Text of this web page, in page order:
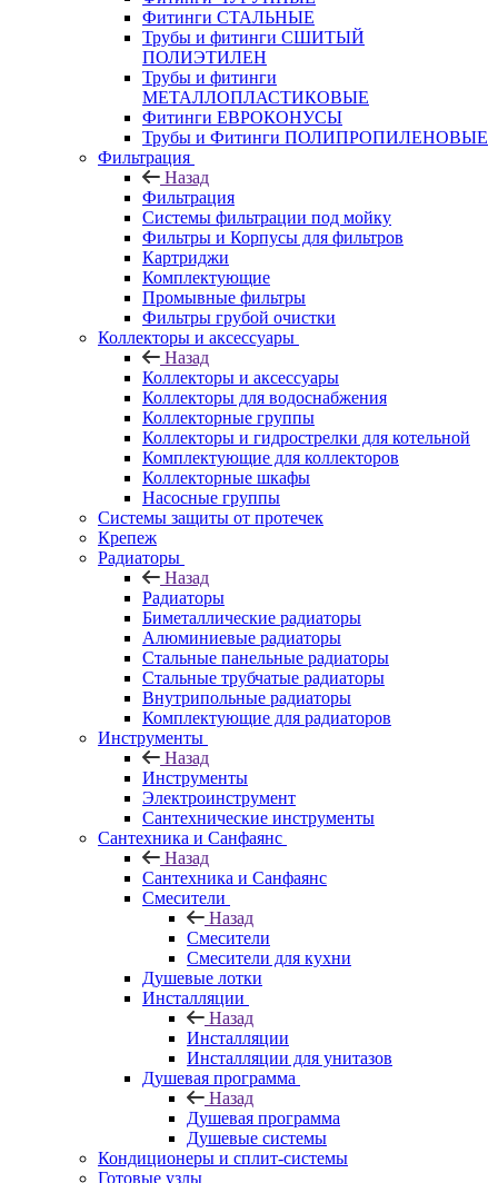
Фитинги СТАЛЬНЫЕ
Трубы и фитинги СШИТЫЙ
ПОЛИЭТИЛЕН
Трубы и фитинги
МЕТАЛЛОПЛАСТИКОВЫЕ
Фитинги ЕВРОКОНУСЫ
Трубы и Фитинги ПОЛИПРОПИЛЕНОВЫЕ
Фильтрация
Назад
Фильтрация
Системы фильтрации под мойку
Фильтры и Корпусы для фильтров
Картриджи
Комплектующие
Промывные фильтры
Фильтры грубой очистки
Коллекторы и аксессуары
Назад
Коллекторы и аксессуары
Коллекторы для водоснабжения
Коллекторные группы
Коллекторы и гидрострелки для котельной
Комплектующие для коллекторов
Коллекторные шкафы
Насосные группы
Системы защиты от протечек
Крепеж
Радиаторы
Назад
Радиаторы
Биметаллические радиаторы
Алюминиевые радиаторы
Стальные панельные радиаторы
Стальные трубчатые радиаторы
Внутрипольные радиаторы
Комплектующие для радиаторов
Инструменты
Назад
Инструменты
Электроинструмент
Сантехнические инструменты
Сантехника и Санфаянс
Назад
Сантехника и Санфаянс
Смесители
Назад
Смесители
Смесители для кухни
Душевые лотки
Инсталляции
Назад
Инсталляции
Инсталляции для унитазов
Душевая программа
Назад
Душевая программа
Душевые системы
Кондиционеры и сплит-системы
Готовые узлы